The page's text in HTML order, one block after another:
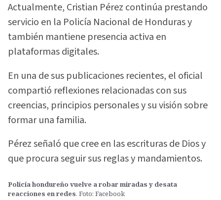
Actualmente, Cristian Pérez continúa prestando
servicio en la Policía Nacional de Honduras y
también mantiene presencia activa en
plataformas digitales.
En una de sus publicaciones recientes, el oficial
compartió reflexiones relacionadas con sus
creencias, principios personales y su visión sobre
formar una familia.
Pérez señaló que cree en las escrituras de Dios y
que procura seguir sus reglas y mandamientos.
Policía hondureño vuelve a robar miradas y desata
reacciones en redes. Foto: Facebook